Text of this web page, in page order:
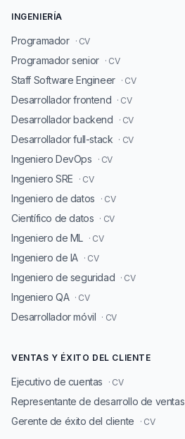
INGENIERÍA
Programador · CV
Programador senior · CV
Staff Software Engineer · CV
Desarrollador frontend · CV
Desarrollador backend · CV
Desarrollador full-stack · CV
Ingeniero DevOps · CV
Ingeniero SRE · CV
Ingeniero de datos · CV
Científico de datos · CV
Ingeniero de ML · CV
Ingeniero de IA · CV
Ingeniero de seguridad · CV
Ingeniero QA · CV
Desarrollador móvil · CV
VENTAS Y ÉXITO DEL CLIENTE
Ejecutivo de cuentas · CV
Representante de desarrollo de ventas
Gerente de éxito del cliente · CV